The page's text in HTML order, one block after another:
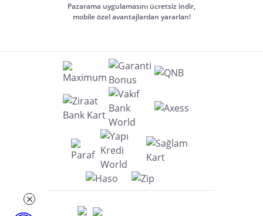
Pazarama uygulamasını ücretsiz indir,
mobile özel avantajlardan yararlan!